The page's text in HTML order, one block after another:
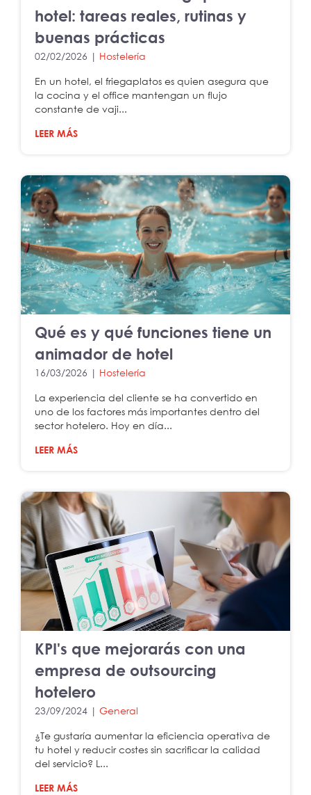
hotel: tareas reales, rutinas y
buenas prácticas
02/02/2026 | Hostelería
En un hotel, el friegaplatos es quien asegura que
la cocina y el office mantengan un flujo
constante de vaji...
LEER MÁS
Qué es y qué funciones tiene un
animador de hotel
16/03/2026 | Hostelería
La experiencia del cliente se ha convertido en
uno de los factores más importantes dentro del
sector hotelero. Hoy en día...
LEER MÁS
KPI's que mejorarás con una
empresa de outsourcing
hotelero
23/09/2024 | General
¿Te gustaría aumentar la eficiencia operativa de
tu hotel y reducir costes sin sacrificar la calidad
del servicio? L...
LEER MÁS